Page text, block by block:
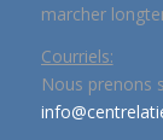
marcher
Courriels:
Nous prenons